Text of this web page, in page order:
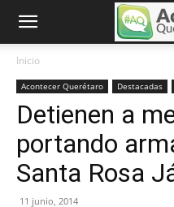
Inicio
Acontecer Querétaro Destacadas
Detienen a
portando
Santa Rosa
11 junio, 2014